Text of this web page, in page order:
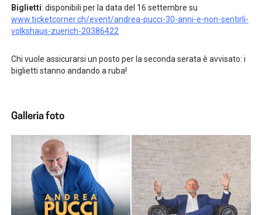
Biglietti: disponibili per la data del 16 settembre su
www.ticketcorner.ch/event/andrea-pucci-30-anni-e-non-sentirli-
volkshaus-zuerich-20386422
Chi vuole assicurarsi un posto per la seconda serata è avvisato: i
biglietti stanno andando a ruba!
Galleria foto